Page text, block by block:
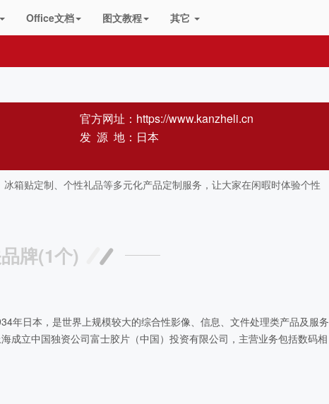
Office文档 图文教程 其它
官方网址： https://www.kanzheli.cn
发 源 地：日本
箱贴定制、个性礼品等多元化产品定制服务，让大家在闲暇时体验个性
牌(1个)
年日本，是世界上规模较大的综合性影像、信息、文件处理类产品及服务
成立中国独资公司富士胶片（中国）投资有限公司，主营业务包括数码相
材料、光学元器件等 富士胶片株式会社（以下简称：富士胶片）自1934